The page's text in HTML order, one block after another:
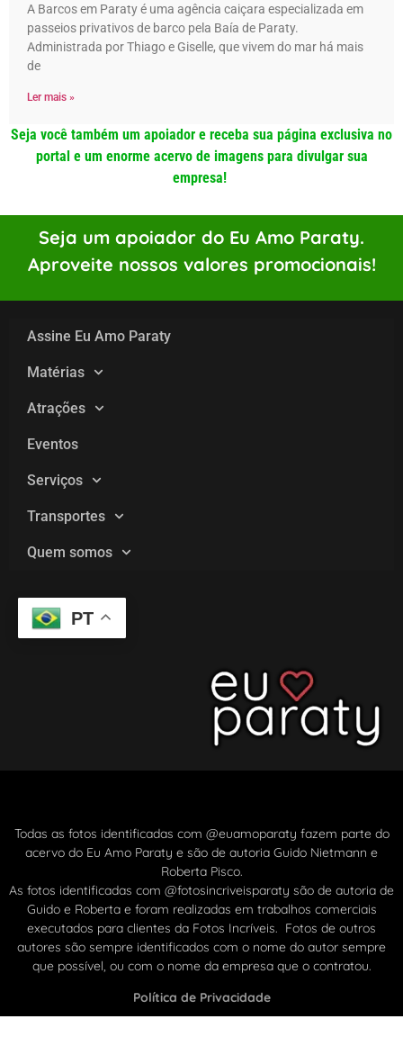
A Barcos em Paraty é uma agência caiçara especializada em
passeios privativos de barco pela Baía de Paraty.
Administrada por Thiago e Giselle, que vivem do mar há mais
de
Ler mais »
Seja você também um apoiador e receba sua página exclusiva no
portal e um enorme acervo de imagens para divulgar sua
empresa!
Seja um apoiador do Eu Amo Paraty.
Aproveite nossos valores promocionais!
Assine Eu Amo Paraty
Matérias
Atrações
Eventos
Serviços
Transportes
Quem somos
PT
Todas as fotos identificadas com @euamoparaty fazem parte do
acervo do Eu Amo Paraty e são de autoria Guido Nietmann e
Roberta Pisco.
As fotos identificadas com @fotosincriveisparaty são de autoria de
Guido e Roberta e foram realizadas em trabalhos comerciais
executados para clientes da Fotos Incríveis. Fotos de outros
autores são sempre identificados com o nome do autor sempre
que possível, ou com o nome da empresa que o contratou.
Política de Privacidade